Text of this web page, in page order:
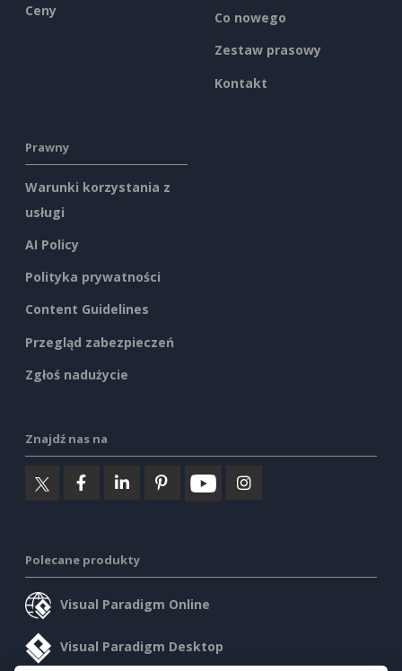
Ceny
Co nowego
Zestaw prasowy
Kontakt
Prawny
Warunki korzystania z
usługi
AI Policy
Polityka prywatności
Content Guidelines
Przegląd zabezpieczeń
Zgłoś nadużycie
Znajdź nas na
Polecane produkty
Visual Paradigm Online
Visual Paradigm Desktop